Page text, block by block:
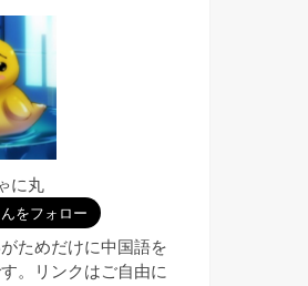
に丸
ためだけに中国語を
。リンクはご自由に